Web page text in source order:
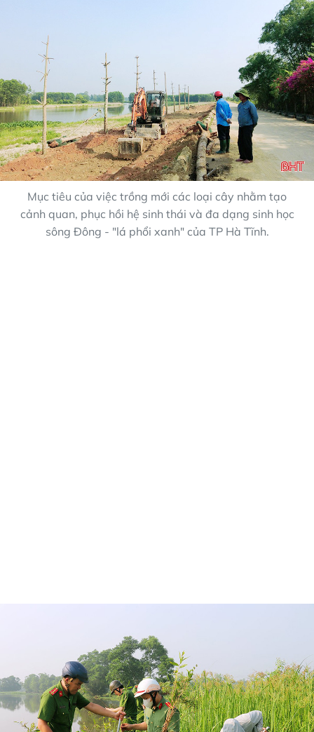
Mục tiêu của việc trồng mới các loại cây nhằm tạo
cảnh quan, phục hồi hệ sinh thái và đa dạng sinh học
sông Đông - "lá phổi xanh" của TP Hà Tĩnh.